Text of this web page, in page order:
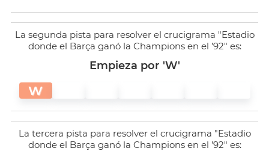
La segunda pista para resolver el crucigrama "Estadio
donde el Barça ganó la Champions en el ’92" es:
Empieza por 'W'
W
La tercera pista para resolver el crucigrama "Estadio
donde el Barça ganó la Champions en el ’92" es: